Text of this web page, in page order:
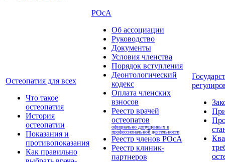
Остеопатия для всех
Что такое
остеопатия
История
остеопатии
Показания и
противопоказания
Как правильно
РОсА
Об ассоциации
Руководство
Документы
Условия членства
Порядок вступления
Деонтологический
кодекс
Оплата членских
взносов
Реестр врачей
остеопатов
официально допущенных к
профессиональной деятельности
Реестр членов РОсА
Реестр клиник-
партнеров